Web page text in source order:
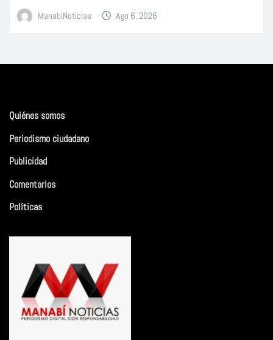
ManabiNoticias Ago 6, 2026
Quiénes somos
Periodismo ciudadano
Publicidad
Comentarios
Políticas